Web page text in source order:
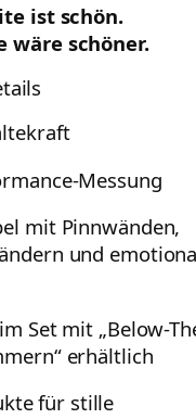
ist schön.
wäre schöner.
Messung
mit Pinnwänden,
und
Set mit „Below-
erhältlich
für stille